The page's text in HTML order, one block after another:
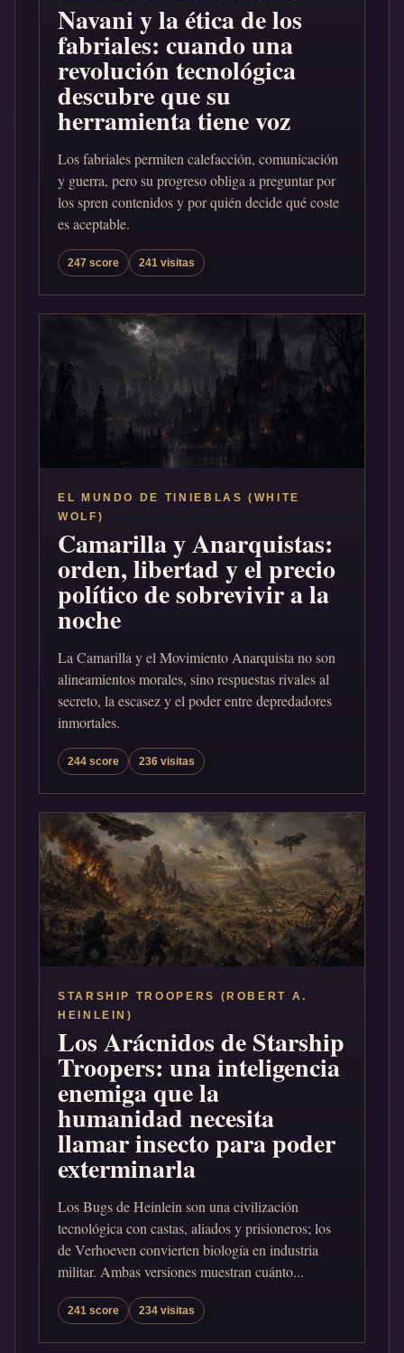
Navani y la ética de los
fabriales: cuando una
revolución tecnológica
descubre que su
herramienta tiene voz
Los fabriales permiten calefacción, comunicación
y guerra, pero su progreso obliga a preguntar por
los spren contenidos y por quién decide qué coste
es aceptable.
247 score 241 visitas
EL MUNDO DE TINIEBLAS (WHITE
WOLF)
Camarilla y Anarquistas:
orden, libertad y el precio
político de sobrevivir a la
noche
La Camarilla y el Movimiento Anarquista no son
alineamientos morales, sino respuestas rivales al
secreto, la escasez y el poder entre depredadores
inmortales.
244 score 236 visitas
STARSHIP TROOPERS (ROBERT A.
HEINLEIN)
Los Arácnidos de Starship
Troopers: una inteligencia
enemiga que la
humanidad necesita
llamar insecto para poder
exterminarla
Los Bugs de Heinlein son una civilización
tecnológica con castas, aliados y prisioneros; los
de Verhoeven convierten biología en industria
militar. Ambas versiones muestran cuánto...
241 score 234 visitas